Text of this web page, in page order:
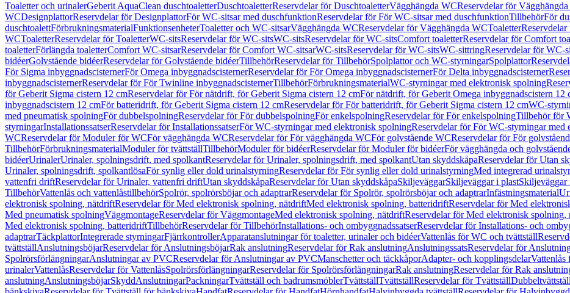
Toaletter och urinalerGeberit AquaClean duschtoaletterDuschtoaletterReservdelar för DuschtoaletterVägghängda WCReservdelar för
WCDesignplattorReservdelar för DesignplattorFör WC-sitsar med duschfunktionReservdelar för För WC-sitsar med duschfunktionTillbehörFör
duschtoalettFörbrukningsmaterialFunktionsenheterToaletter och WC-sitsarVägghängda WCReservdelar för Vägghängda WCToaletter
WCToaletterReservdelar för ToaletterWC-sitsReservdelar för WC-sitsWC-sitsReservdelar för WC-sitsComfort toaletterReservdelar för Comfort
toaletterFörlängda toaletterComfort WC-sitsarReservdelar för Comfort WC-sitsarWC-sitsReservdelar för WC-sitsWC-sittringReservdelar för WC-
bidéerGolvstående bidéerReservdelar för Golvstående bidéerTillbehörReservdelar för TillbehörSpolplattor och WC-styrningarSpolplattor
För Sigma inbyggnadscisternerFör Omega inbyggnadscisternerReservdelar för För Omega inbyggnadscisternerFör Delta inbyggnadscisterner
inbyggnadscisternerReservdelar för För Twinline inbyggnadscisternerTillbehörFörbrukningsmaterialWC-styrningar med elektronisk spolning
för Geberit Sigma cistern 12 cmReservdelar för För nätdrift, för Geberit Sigma cistern 12 cmFör nätdrift, för Geberit Omega inbyggnadscistern 12
inbyggnadscistern 12 cmFör batteridrift, för Geberit Sigma cistern 12 cmReservdelar för För batteridrift, för Geberit Sigma cistern 12 cmWC-
med pneumatisk spolningFör dubbelspolningReservdelar för För dubbelspolningFör enkelspolningReservdelar för För enkelspolningTillbehör för
styrningarInstallationssatserReservdelar för InstallationssatserFör WC-styrningar med elektronisk spolningReservdelar för För WC-styrningar med
WCReservdelar för Moduler för WCFör vägghängda WCReservdelar för För vägghängda WCFör golvstående WCReservdelar för För
TillbehörFörbrukningsmaterialModuler för tvättställTillbehörModuler för bidéerReservdelar för Moduler för bidéerFör vägghängda och
bidéerUrinalerUrinaler, spolningsdrift, med spolkantReservdelar för Urinaler, spolningsdrift, med spolkantUtan skyddskåpaReservdelar för Utan
Urinaler, spolningsdrift, spolkantlösaFör synlig eller dold urinalstyrningReservdelar för För synlig eller dold urinalstyrningMed integrerad
vattenfri driftReservdelar för Urinaler, vattenfri driftUtan skyddskåpaReservdelar för Utan skyddskåpaSkiljeväggarSkiljeväggar i plastSkiljeväggar
TillbehörVattenlås och vattenlåstillbehörSpolrör, spolrörsböjar och adaptrarReservdelar för Spolrör, spolrörsböjar och adaptrarInfästningsmaterial
elektronisk spolning, nätdriftReservdelar för Med elektronisk spolning, nätdriftMed elektronisk spolning, batteridriftReservdelar för Med
Med pneumatisk spolningVäggmontageReservdelar för VäggmontageMed elektronisk spolning, nätdriftReservdelar för Med elektronisk spolning,
Med elektronisk spolning, batteridriftTillbehörReservdelar för TillbehörInstallations- och ombyggnadssatserReservdelar för Installations- och
adaptrarTäckplattorIntegrerade styrningarFjärrkontrollerApparatanslutningar för toaletter, urinaler och bidéerVattenlås för WC och tvättställ
tvättställAnslutningsböjarReservdelar för AnslutningsböjarRak anslutningReservdelar för Rak anslutningAnslutningssatsReservdelar för
SpolrörsförlängningarAnslutningar av PVCReservdelar för Anslutningar av PVCManschetter och täckkåporAdapter- och kopplingsdelarVattenlås
urinalerVattenlåsReservdelar för VattenlåsSpolrörsförlängningarReservdelar för SpolrörsförlängningarRak anslutningReservdelar för Rak
anslutningAnslutningsböjarSkyddAnslutningarPackningarTvättställ och badrumsmöblerTvättställTvättställReservdelar för TvättställDubbeltvättställ